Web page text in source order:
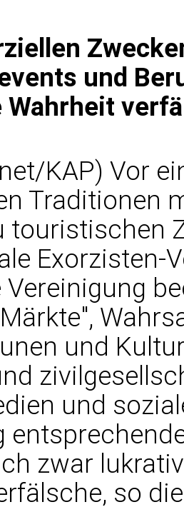
und
Wahrheit
KAP) Vor
Traditionen
touristischen
Exorzisten-
Vereinigung
und
und
zwar
so